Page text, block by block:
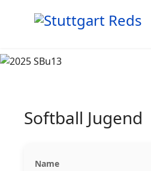
Softball Jugend
Name